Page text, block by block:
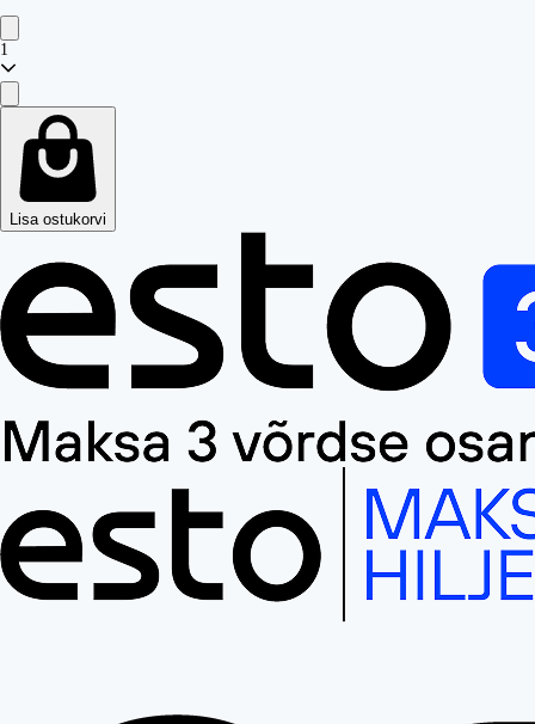
1
Lisa ostukorvi